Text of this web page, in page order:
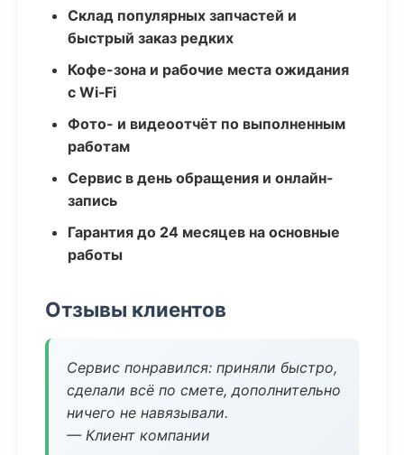
Склад популярных запчастей и
быстрый заказ редких
Кофе-зона и рабочие места ожидания
с Wi‑Fi
Фото- и видеоотчёт по выполненным
работам
Сервис в день обращения и онлайн-
запись
Гарантия до 24 месяцев на основные
работы
Отзывы клиентов
Сервис понравился: приняли быстро,
сделали всё по смете, дополнительно
ничего не навязывали.
— Клиент компании